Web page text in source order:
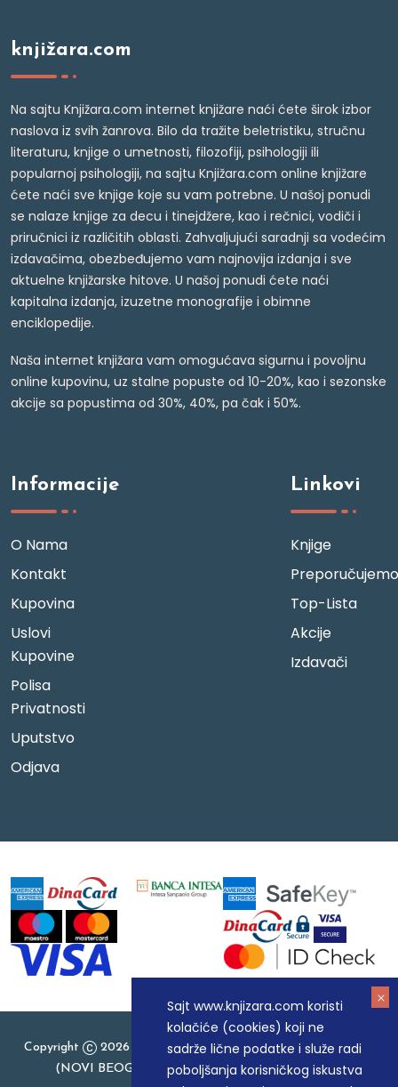
Sajt www.knjizara.com koristi
kolačiće (cookies) koji ne
sadrže lične podatke i služe radi
poboljšanja korisničkog iskustva
knjižara.com
Na sajtu Knjižara.com internet knjižare naći ćete širok izbor
naslova iz svih žanrova. Bilo da tražite beletristiku, stručnu
literaturu, knjige o umetnosti, filozofiji, psihologiji ili
popularnoj psihologiji, na sajtu Knjižara.com online knjižare
ćete naći sve knjige koje su vam potrebne. U našoj ponudi
se nalaze knjige za decu i tinejdžere, kao i rečnici, vodiči i
priručnici iz različitih oblasti. Zahvaljujući saradnji sa vodećim
izdavačima, obezbeđujemo vam najnovija izdanja i sve
aktuelne knjižarske hitove. U našoj ponudi ćete naći
kapitalna izdanja, izuzetne monografije i obimne
enciklopedije.
Naša internet knjižara vam omogućava sigurnu i povoljnu
online kupovinu, uz stalne popuste od 10-20%, kao i sezonske
akcije sa popustima od 30%, 40%, pa čak i 50%.
Informacije
O Nama
Kontakt
Kupovina
Uslovi
Kupovine
Polisa
Privatnosti
Uputstvo
Odjava
Linkovi
Knjige
Preporučujemo
Top-Lista
Akcije
Izdavači
Copyright
2026 Knjizara.com - MAKART DOO BEOGRAD
(NOVI BEOGRAD), PIB: 105184104, MB: 20337524